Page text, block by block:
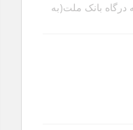
بانک ملت(به